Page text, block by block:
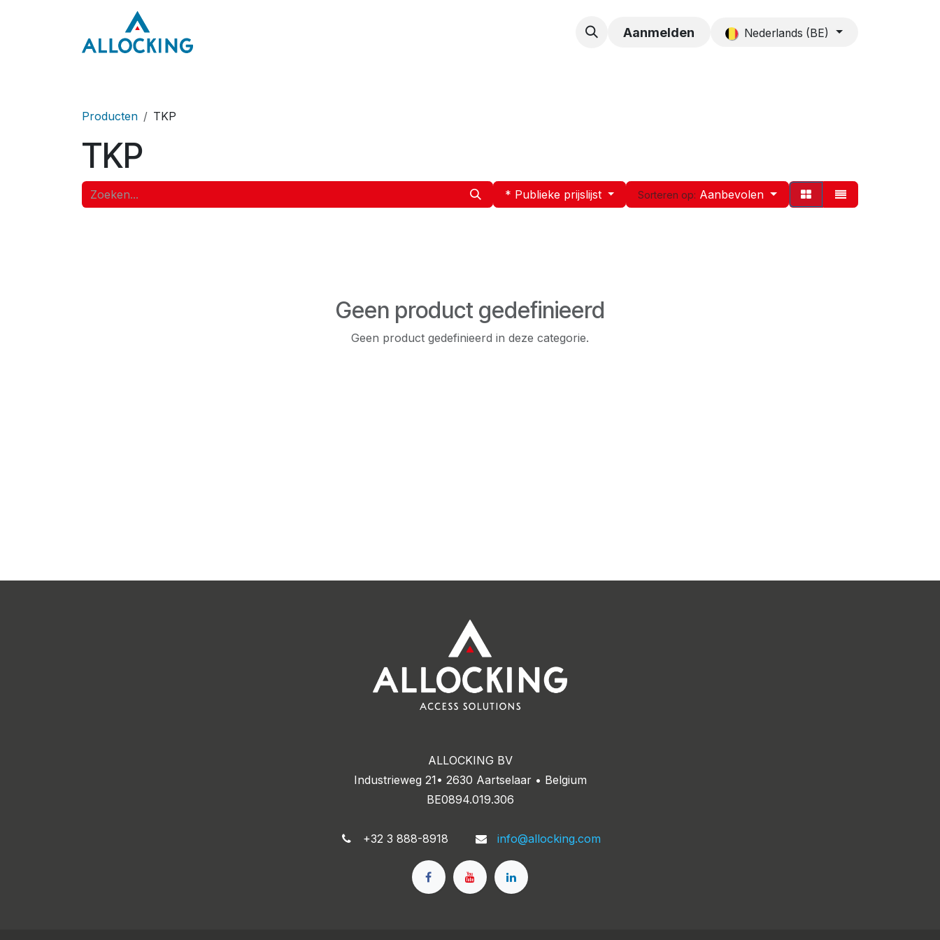
Vacatures Contact
Aanmelden Nederlands (BE)
Producten TKP
TKP
* Publieke prijslijst Sorteren op: Aanbevolen
Geen product gedefinieerd
Geen product gedefinieerd in deze categorie.
ALLOCKING BV
Industrieweg 21• 2630 Aartselaar • Belgium
BE0894.019.306
+32 3 888-8918 info@allocking.com